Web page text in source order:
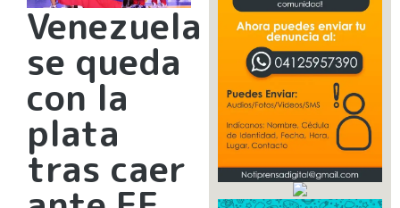
Venezuela
se queda
con la
plata
tras caer